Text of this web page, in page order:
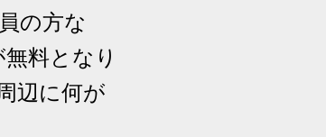
の方な
料となり
辺に何が